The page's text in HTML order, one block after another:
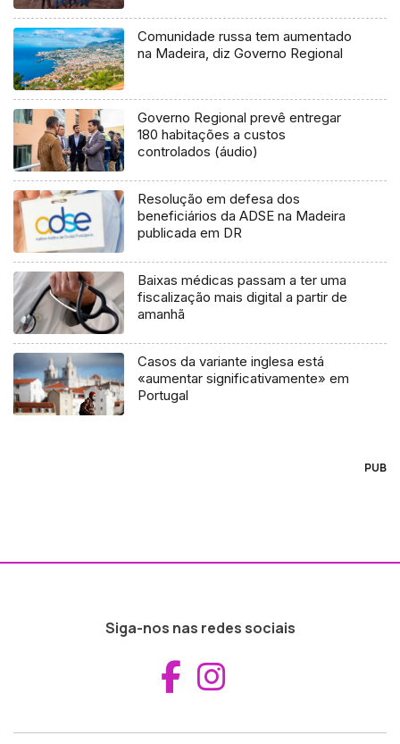
Comunidade russa tem aumentado
na Madeira, diz Governo Regional
Governo Regional prevê entregar
180 habitações a custos
controlados (áudio)
Resolução em defesa dos
beneficiários da ADSE na Madeira
publicada em DR
Baixas médicas passam a ter uma
fiscalização mais digital a partir de
amanhã
Casos da variante inglesa está
«aumentar significativamente» em
Portugal
PUB
Siga-nos nas redes sociais
Aceder ao